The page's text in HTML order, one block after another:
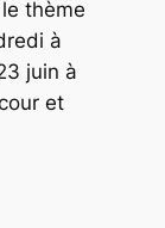
thème
à
juin à
et